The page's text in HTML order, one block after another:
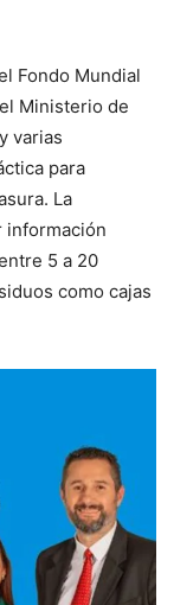
Fondo Mundial
Ministerio de
varias
para
La
información
5 a 20
como cajas